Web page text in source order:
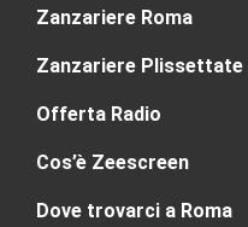
Zanzariere Roma
Zanzariere Plissettate
Offerta Radio
Cos’è Zeescreen
Dove trovarci a Roma